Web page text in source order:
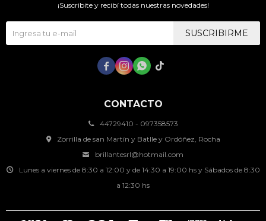
CONTACTO
44729410 - 097358573
Zorrilla de san Martín y Batlle y Ordóñez, Rocha
brillantesrl@hotmail.com
Lunes a viernes de 8:30 a 12:00 y de 14:30 a 19:00 hs y Sábados de 8:30
a 12:30 hs
¡Suscribite y recibí todas nuestras novedades!
SUSCRIBIRME
   